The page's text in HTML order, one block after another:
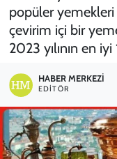
popüler yemekleri
çevirim içi bir
2023 yılının en
HABER MERKEZI
EDITÖR